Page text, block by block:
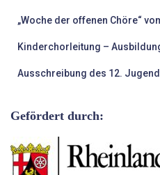
„Woche der offenen Chöre“
Kinderchorleitung –
Ausschreibung des 12.
Gefördert durch: